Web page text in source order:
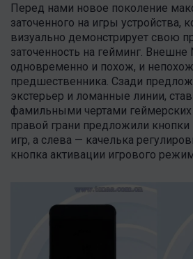
Перед нами новое поколение
заточенного на игры устройства,
визуально демонстрирует свою
заточенность на гейминг. Внешне
одновременно и похож, и
предшественника. Сзади
экстерьер и ломанные линии,
фамильными чертами
правой грани предложили кнопки
игр, а слева — качелька
кнопка активации игрового